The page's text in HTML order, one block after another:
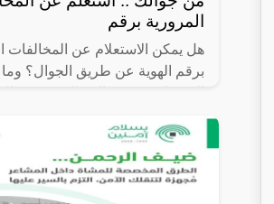
المرورية برقم
هل يمكن الاستعلام عن المخالفات
برقم الهوية عن طريق الجوال؟